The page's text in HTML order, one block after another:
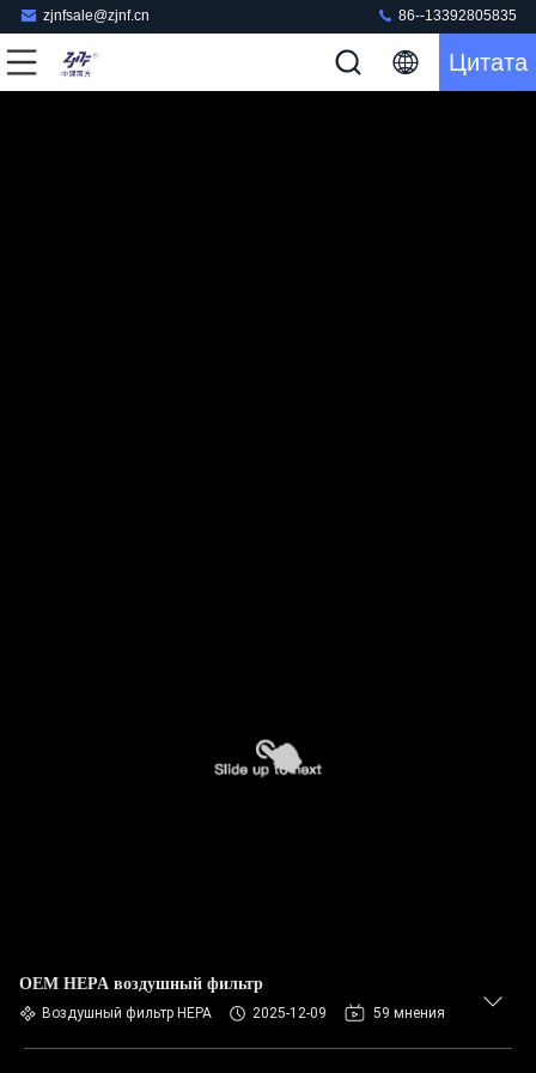
zjnfsale@zjnf.cn 86--13392805835
Цитата
OEM HEPA воздушный фильтр
Воздушный фильтр HEPA 2025-12-09 59 мнения